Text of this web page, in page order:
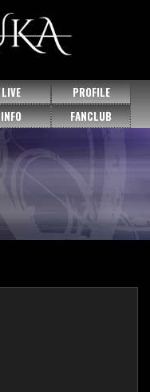
LIVE
PROFILE
INFO FANCLUB